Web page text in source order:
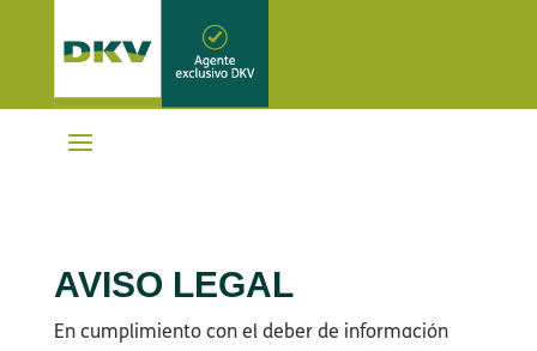
AVISO LEGAL
En cumplimiento con el deber de información